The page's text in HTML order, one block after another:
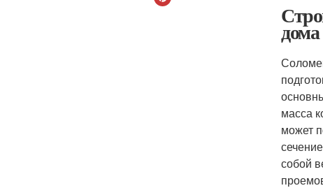
масса
может
собой